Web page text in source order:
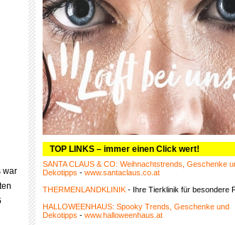
war
TOP LINKS – immer einen Click wert!
SANTA CLAUS & CO: Weihnachtstrends, Geschenke
Dekotipps - www.santaclaus.co.at
THERMENLANDKLINIK - Ihre Tierklinik für besondere
HALLOWEENHAUS: Spooky Trends, Geschenke und
Dekotipps - www.halloweenhaus.at